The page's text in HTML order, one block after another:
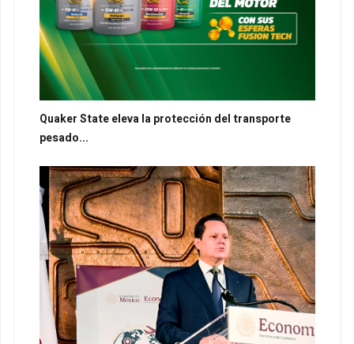
Quaker State eleva la protección del transporte
pesado...